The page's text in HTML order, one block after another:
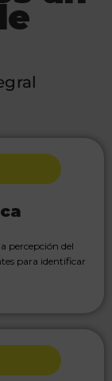
percepción del
para identificar